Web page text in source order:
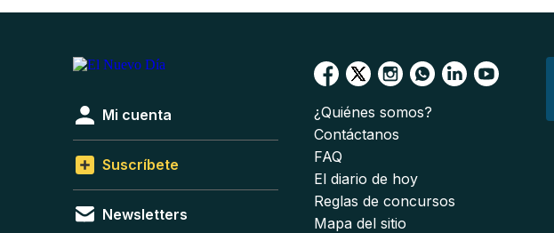
Mi cuenta
Suscríbete
Newsletters
¿Quiénes somos?
Contáctanos
FAQ
El diario de hoy
Reglas de concursos
Mapa del sitio